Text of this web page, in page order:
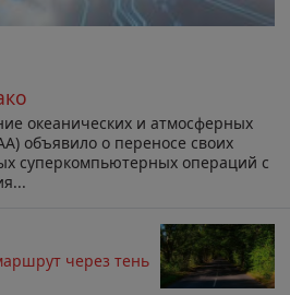
океанических и атмосферных
объявило о переносе своих
суперкомпьютерных операций с
через тень